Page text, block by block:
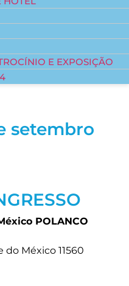
E EXPOSIÇÃO
setembro
POLANCO
México 11560